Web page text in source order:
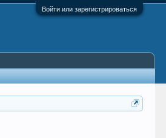
Войти или зарегистрироваться